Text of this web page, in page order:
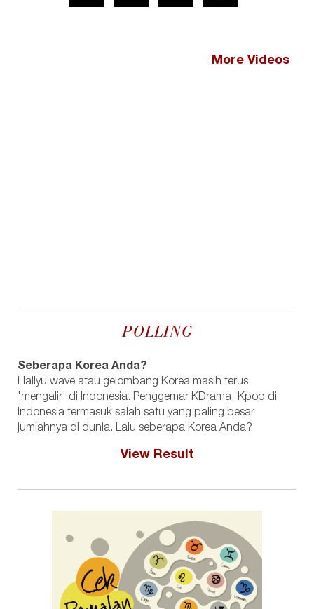
More Videos
POLLING
Seberapa Korea Anda?
Hallyu wave atau gelombang Korea masih terus
'mengalir' di Indonesia. Penggemar KDrama, Kpop di
Indonesia termasuk salah satu yang paling besar
jumlahnya di dunia. Lalu seberapa Korea Anda?
View Result